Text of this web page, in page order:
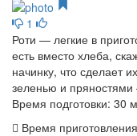
1
Роти — легкие в
есть вместо хлеба,
начинку, что сделает
зеленью и
Время подготовки: 30
Время